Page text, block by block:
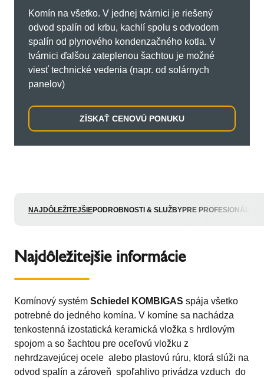
Komín na všetko. V jednej tvárnici je riešený
odvod spalín od krbu, kachlí spolu s odvodom
spalín od plynového kondenzačného kotla. V
tvárnici ďalšou zateplenou šachtou je možné
viesť technické vedenia (napr. od solárnych
panelov)
ZÍSKAŤ CENOVÚ PONUKU
NAJDÔLEŽITEJŠIEPODROBNOSTI & SLUŽBYPRE PROFESIONÁLOV
Najdôležitejšie informácie
Komínový systém Schiedel KOMBIGAS spája všetko
potrebné do jedného komína. V komíne sa nachádza
tenkostenná izostatická keramická vložka s hrdlovým
spojom a so šachtou pre oceľovú vložku z
nehrdzavejúcej ocele alebo plastovú rúru, ktorá slúži na
odvod spalín a zároveň spoľahlivo privádza vzduch do